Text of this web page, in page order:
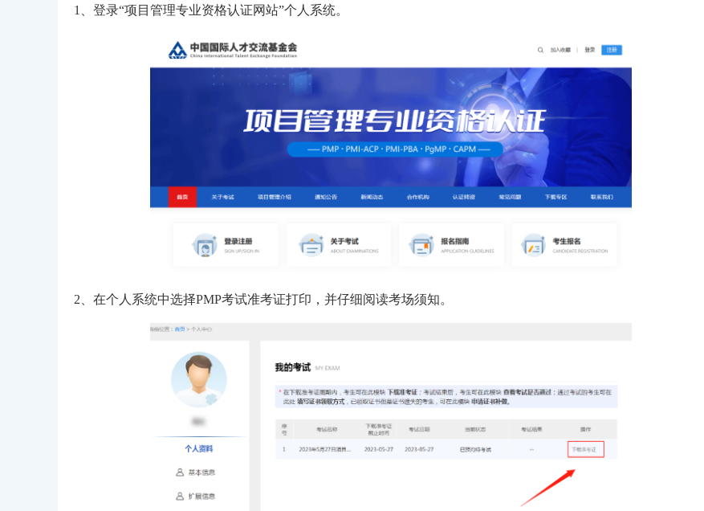
1、登录“项目管理专业资格认证网站”个人系统。
2、在个人系统中选择PMP考试准考证打印，并仔细阅读考场须知。